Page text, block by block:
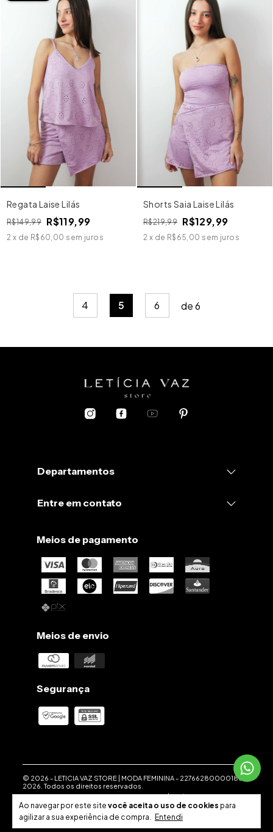
Ao navegar por este site você aceita o uso de cookies para
agilizar a sua experiência de compra. Entendi
Regata Laise Lilás
R$149,99 R$119,99
2 x de R$60,00 sem juros
Shorts Saia Laise Lilás
R$219,99 R$129,99
2 x de R$65,00 sem juros
4 5 6 de6
Departamentos
Entre em contato
Meios de pagamento
Meios de envio
Segurança
© 2026 - LETICIA VAZ STORE | MODA FEMININA- 22766280000186
2026. Todos os direitos reservados.
Desenvolvido em parceria com aWeethub|Política de
Privacidade.